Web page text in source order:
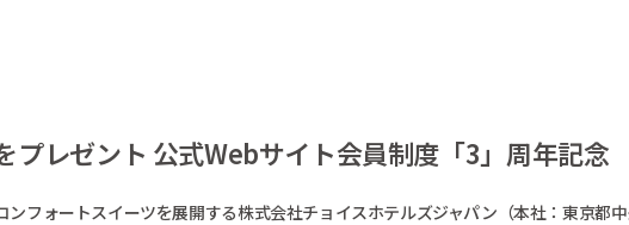
プレゼント 公式Webサイト会員制度「3」周年記念
フォートスイーツを展開する株式会社チョイスホテルズジャパン（本社：東京都